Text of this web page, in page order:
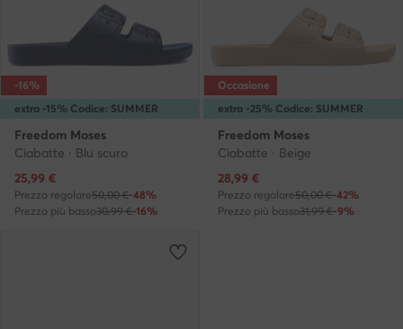
extra -15% Codice: SUMMER
-16%
Freedom Moses
Ciabatte · Blu scuro
Prezzo attuale
25,99 €
Prezzo regolare50,00 €-48%
Prezzo più basso30,99 €-16%
extra -25% Codice: SUMMER
Occasione
Freedom Moses
Ciabatte · Beige
Prezzo attuale
28,99 €
Prezzo regolare50,00 €-42%
Prezzo più basso31,99 €-9%